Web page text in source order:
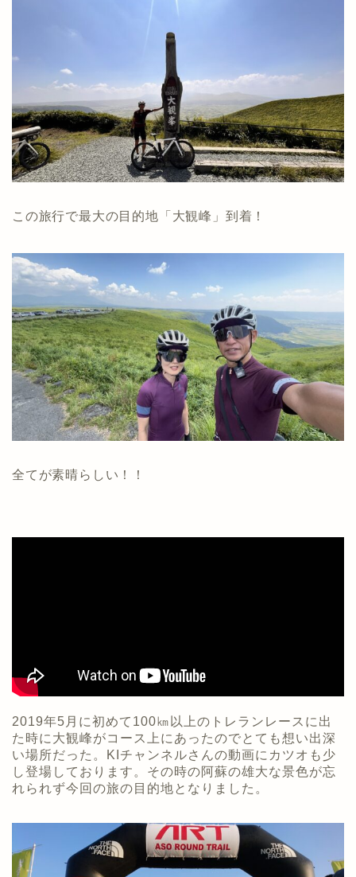
この旅行で最大の目的地「大観峰」到着！
全てが素晴らしい！！
2019年5月に初めて100㎞以上のトレランレースに出
た時に大観峰がコース上にあったのでとても想い出深
い場所だった。KIチャンネルさんの動画にカツオも少
し登場しております。その時の阿蘇の雄大な景色が忘
れられず今回の旅の目的地となりました。